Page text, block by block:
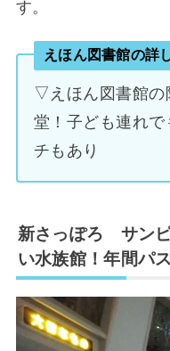
す。
えほん図書館の詳
▽えほん図書館の
堂！子ども連れ
チもあり
新さっぽろ サン
い水族館！年間パ